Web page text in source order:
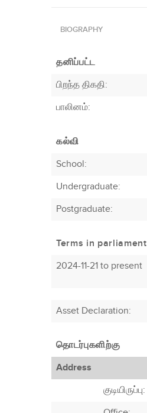
BIOGRAPHY
தனிப்பட்ட
பிறந்த திகதி:
பாலினம்:
கல்வி
School:
Undergraduate:
Postgraduate:
Terms in parliament
2024-11-21 to present
Asset Declaration:
தொடர்புகளிற்கு
Address
குடியிருப்பு: